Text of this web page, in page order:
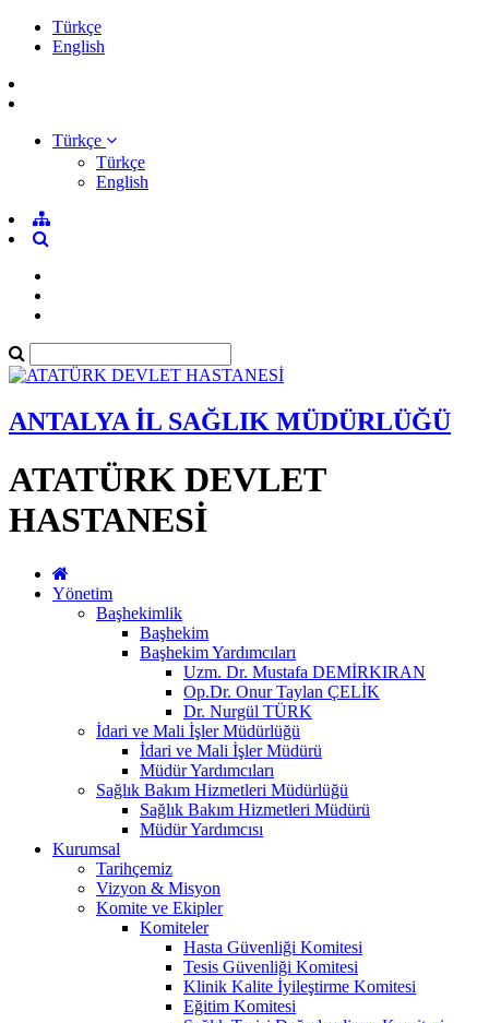
Türkçe
English
Türkçe
Türkçe
English
ANTALYA İL SAĞLIK MÜDÜRLÜĞÜ
ATATÜRK DEVLET
HASTANESİ
Yönetim
Başhekimlik
Başhekim
Başhekim Yardımcıları
Uzm. Dr. Mustafa DEMİRKIRAN
Op.Dr. Onur Taylan ÇELİK
Dr. Nurgül TÜRK
İdari ve Mali İşler Müdürlüğü
İdari ve Mali İşler Müdürü
Müdür Yardımcıları
Sağlık Bakım Hizmetleri Müdürlüğü
Sağlık Bakım Hizmetleri Müdürü
Müdür Yardımcısı
Kurumsal
Tarihçemiz
Vizyon & Misyon
Komite ve Ekipler
Komiteler
Hasta Güvenliği Komitesi
Tesis Güvenliği Komitesi
Klinik Kalite İyileştirme Komitesi
Eğitim Komitesi